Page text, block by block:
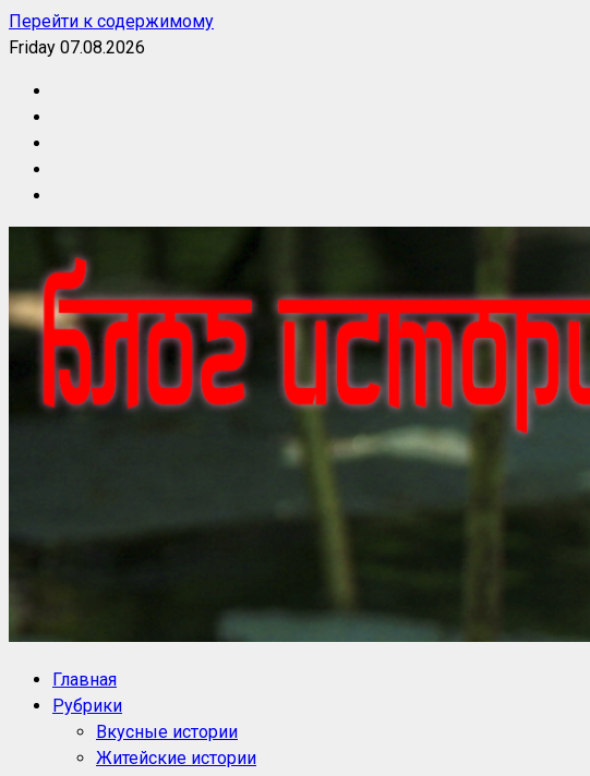
Перейти к содержимому
Friday 07.08.2026
Блог историй NoorySan
Главная
Рубрики
Вкусные истории
Житейские истории